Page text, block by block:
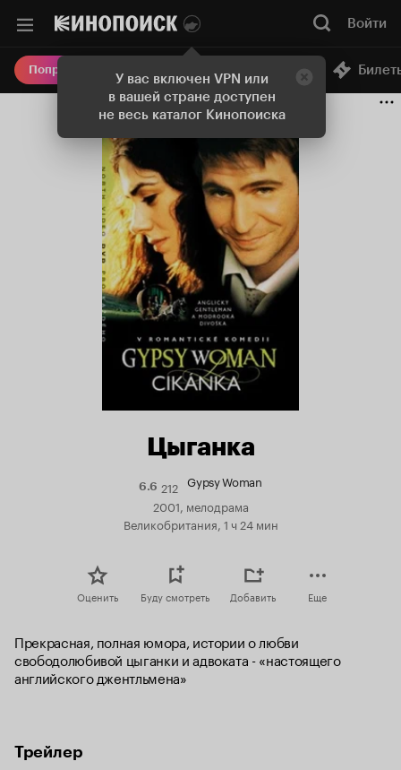
У вас включен VPN или
в вашей стране доступен
не весь каталог Кинопоиска
Войти
Попробовать Плюс Онлайн-кинотеатр
Цыганка
6.6Рейтинг
Кинопоиска
6.6
212 Gypsy Woman
2001, мелодрама
Великобритания, 1 ч 24 мин
Оценить Буду смотреть Добавить Еще
Прекрасная, полная юмора, истории о любви
свободолюбивой цыганки и адвоката - «настоящего
английского джентльмена»
Трейлер